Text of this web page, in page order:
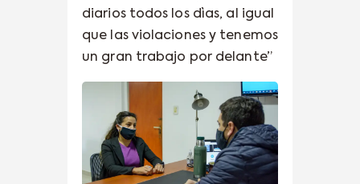
diarios todos los dìas, al igual
que las violaciones y tenemos
un gran trabajo por delante”